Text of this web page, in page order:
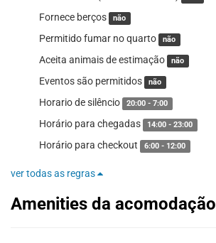
Fornece berços não
Permitido fumar no quarto não
Aceita animais de estimação não
Eventos são permitidos não
Horario de silêncio 20:00 - 7:00
Horário para chegadas 14:00 - 23:00
Horário para checkout 6:00 - 12:00
ver todas as regras
Amenities da acomodação